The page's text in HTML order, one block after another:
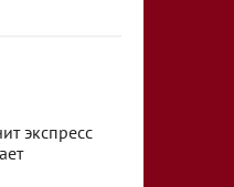
экспресс